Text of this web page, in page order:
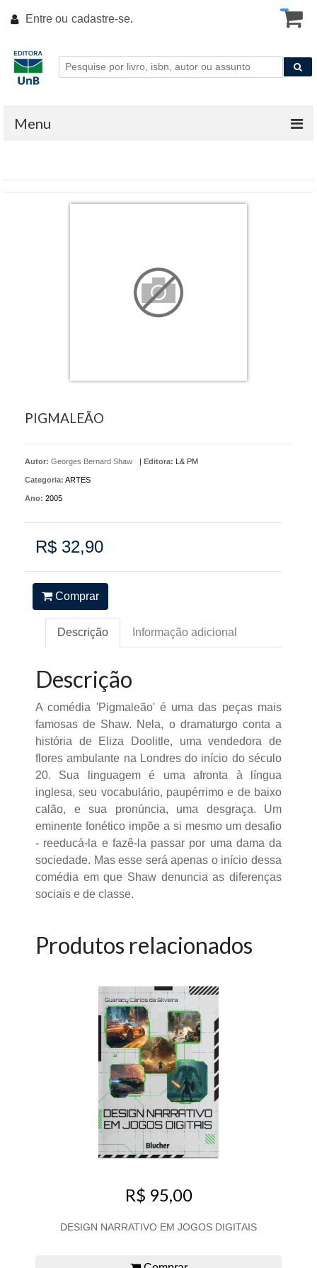
Entre ou cadastre-se.
Menu
PIGMALEÃO
Autor: Georges Bernard Shaw | Editora: L& PM
Categoria: ARTES
Ano: 2005
R$ 32,90
Comprar
Descrição Informação adicional
Descrição
A comédia 'Pigmaleão' é uma das peças mais
famosas de Shaw. Nela, o dramaturgo conta a
história de Eliza Doolitle, uma vendedora de
flores ambulante na Londres do início do século
20. Sua linguagem é uma afronta à língua
inglesa, seu vocabulário, paupérrimo e de baixo
calão, e sua pronúncia, uma desgraça. Um
eminente fonético impõe a si mesmo um desafio
- reeducá-la e fazê-la passar por uma dama da
sociedade. Mas esse será apenas o início dessa
comédia em que Shaw denuncia as diferenças
sociais e de classe.
Produtos relacionados
R$ 95,00
DESIGN NARRATIVO EM JOGOS DIGITAIS